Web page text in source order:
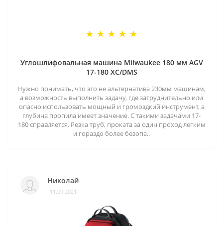
Углошлифовальная машина Milwaukee 180 мм AGV
17-180 XC/DMS
Нужно понимать, что это не альтернатива 230мм машинам,
а возможность выполнить задачу, где затруднительно или
опасно использовать мощный и громоздкий инструмент, а
глубина пропила имеет значение. С такими задачами 17-
180 справляется. Резка труб, проката за один проход легким
и гораздо более безопа..
Николай
11.09.2021